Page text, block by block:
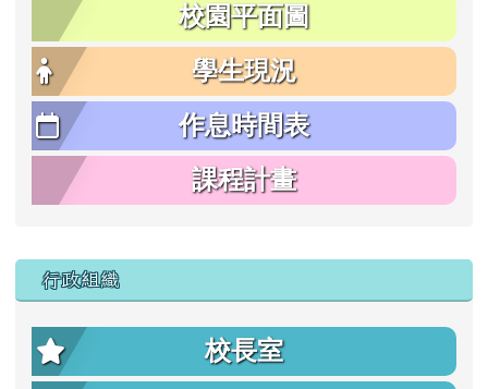
校園平面圖
學生現況
作息時間表
課程計畫
行政組織
校長室